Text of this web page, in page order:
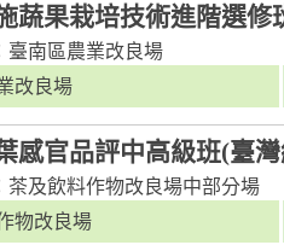
蔬果栽培技術進階選修
臺南區農業改良場
改良場
感官品評中高級班(臺
茶及飲料作物改良場中部分場
物改良場